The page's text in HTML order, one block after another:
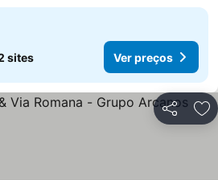
sites Ver preços
Partilhar